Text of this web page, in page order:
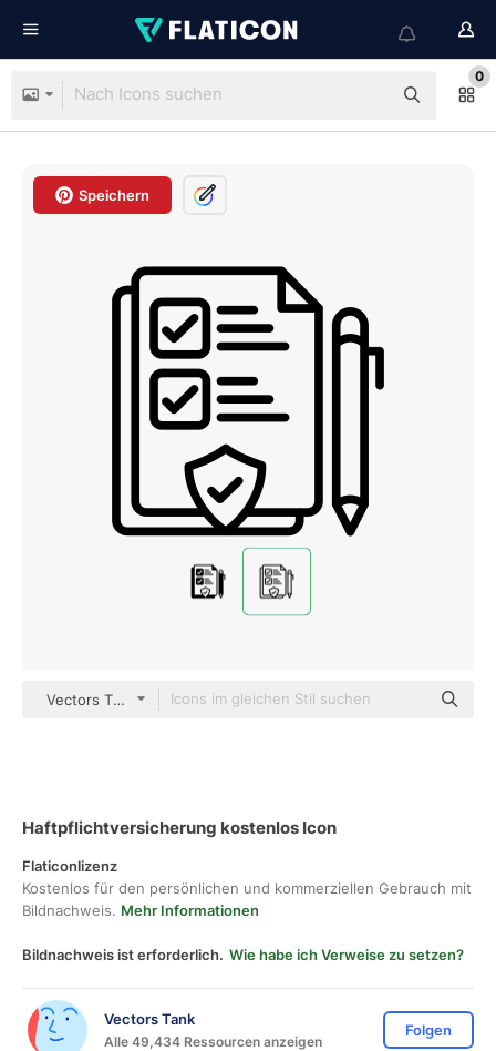
0
Speichern
Vectors Tank black outline
Haftpflichtversicherung kostenlos Icon
Flaticonlizenz
Kostenlos für den persönlichen und kommerziellen Gebrauch mit
Bildnachweis. Mehr Informationen
Bildnachweis ist erforderlich. Wie habe ich Verweise zu setzen?
Vectors Tank
Alle 49,434 Ressourcen anzeigen
Folgen